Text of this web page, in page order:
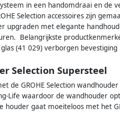
in een handomdraai en de
Selection accessoires zijn
upgraden met elegante
Belangrijkste
(41 029) verborgen bevestiging
Selection Supersteel
GROHE Selection wandhouder
Life waardoor de wandhouder
gaat moeiteloos met het